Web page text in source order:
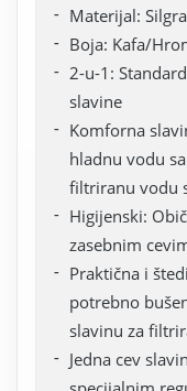
Materijal:
Boja: Kafa/
2-u-1:
slavine
Komforna
hladnu vodu
filtriranu vodu
Higijenski:
zasebnim
Praktična i
potrebno
slavinu za
Jedna cev